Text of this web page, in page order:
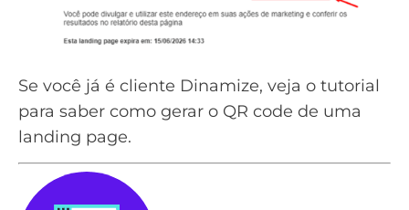
Se você já é cliente Dinamize, veja o tutorial
para saber como gerar o QR code de uma
landing page.